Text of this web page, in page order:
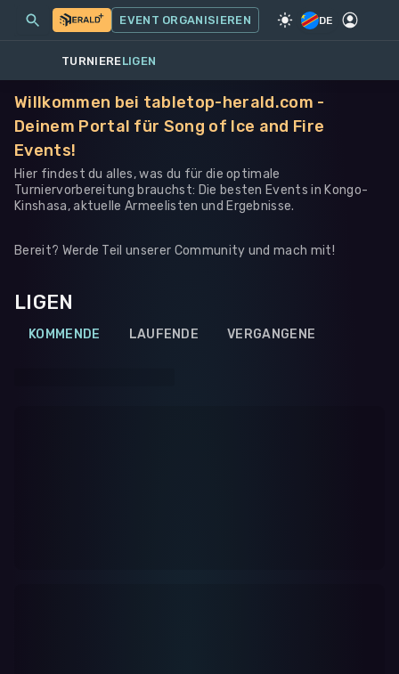
SPIEL·WARHAMMER 40K
MEINE EVENTS MEHR
EVENT ORGANISIEREN DE
TURNIERELIGEN
Willkommen bei tabletop-herald.com -
Deinem Portal für Song of Ice and Fire
Events!
Hier findest du alles, was du für die optimale
Turniervorbereitung brauchst: Die besten Events in Kongo-
Kinshasa, aktuelle Armeelisten und Ergebnisse.
Bereit? Werde Teil unserer Community und mach mit!
LIGEN
KOMMENDE LAUFENDE VERGANGENE